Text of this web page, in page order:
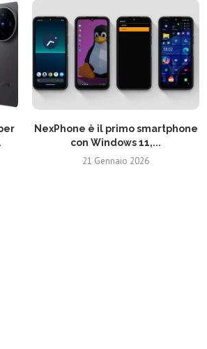
NexPhone è il primo smartphone
con Windows 11,...
21 Gennaio 2026